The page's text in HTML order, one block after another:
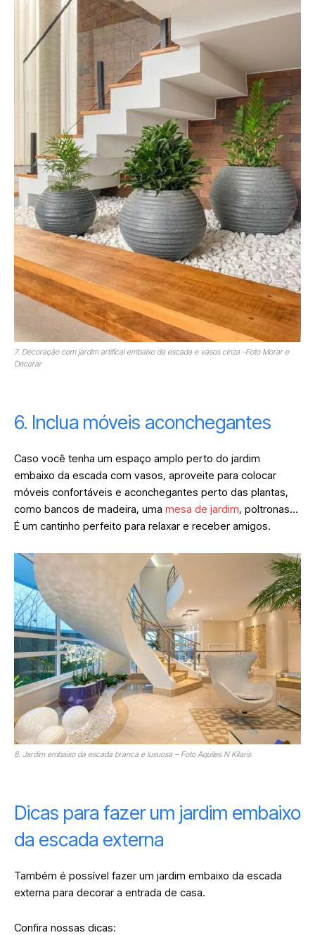
7. Decoração com jardim artifical embaixo da escada e vasos cinza -Foto Morar e
Decorar
6. Inclua móveis aconchegantes
Caso você tenha um espaço amplo perto do jardim
embaixo da escada com vasos, aproveite para colocar
móveis confortáveis e aconchegantes perto das plantas,
como bancos de madeira, uma mesa de jardim, poltronas…
É um cantinho perfeito para relaxar e receber amigos.
8. Jardim embaixo da escada branca e luxuosa – Foto Aquiles N Kilaris
Dicas para fazer um jardim embaixo
da escada externa
Também é possível fazer um jardim embaixo da escada
externa para decorar a entrada de casa.
Confira nossas dicas: